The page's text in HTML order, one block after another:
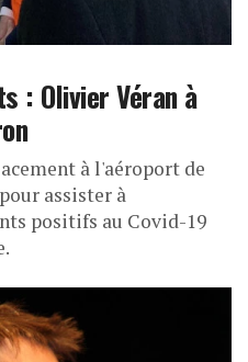
: Olivier Véran à
à l'aéroport de
assister à
positifs au Covid-19